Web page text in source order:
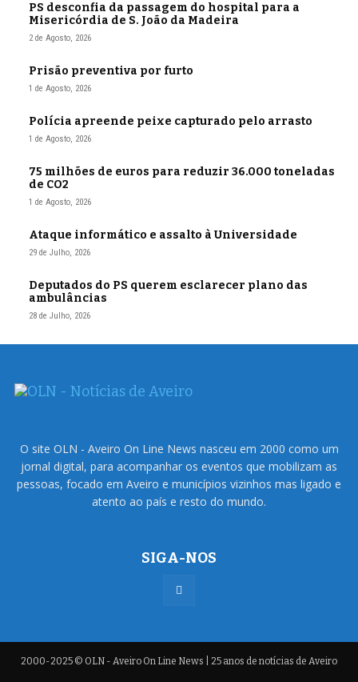
PS desconfia da passagem do hospital para a
Misericórdia de S. João da Madeira
2 de Agosto, 2026
Prisão preventiva por furto
1 de Agosto, 2026
Polícia apreende peixe capturado pelo arrasto
1 de Agosto, 2026
75 milhões de euros para reduzir 36.000 toneladas
de CO2
1 de Agosto, 2026
Ataque informático e assalto à Universidade
29 de Julho, 2026
Deputados do PS querem esclarecer plano das
ambulâncias
28 de Julho, 2026
O site OLN - Aveiro On Line News nasceu em 2000 como um
jornal digital, para acompanhar os eventos que mobilizam as
pessoas, focado em Aveiro e municípios vizinhos mas ligado e
atento ao país e resto do mundo.
SIGA-NOS
2000-2025 © OLN - Aveiro On Line News | 25 anos de notícias de Aveiro